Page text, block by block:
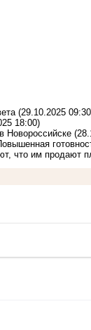
(29.10.2025
18:00)
Новороссийске
что им продают